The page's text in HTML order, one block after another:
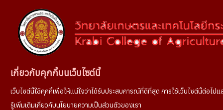
เกี่ยวกับคุกกี้บนเว็บไซต์นี้
เว็บไซต์นี้ใช้คุกกี้เพื่อให้แน่ใจว่าได้รับประสบการณ์ที่ดีที่สุด การใช้เว็บไซต์นี้ต่อไป
รู้เพิ่มเติมเกี่ยวกับนโยบายความเป็นส่วนตัวของเรา